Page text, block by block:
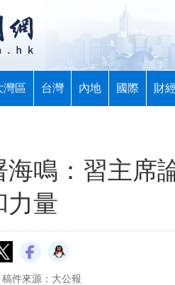
灣區 台灣 內地 國際 財經
海鳴：習主席
力量
稿件來源：大公報